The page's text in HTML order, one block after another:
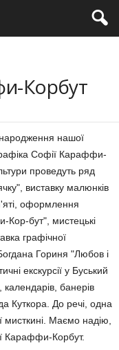
Корбут
нашої
Софії Караффи-
проведуть ряд
виставку малюнків
оформлення
бут", мистецькі
графічної
Гориня "Любов і
екскурсії у Буський
банерів
Куткора. До речі, одна
мисткині. Маємо надію,
Караффи-Корбут.